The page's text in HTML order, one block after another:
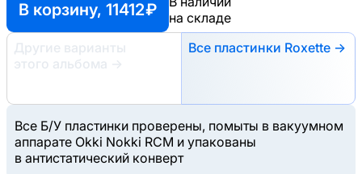
В корзину, 11412 ₽
на складе
Другие варианты
этого альбома
→
Все пластинки Roxette →
Все Б/У пластинки проверены, помыты в вакуумном
аппарате Okki Nokki RCM и упакованы
в антистатический конверт